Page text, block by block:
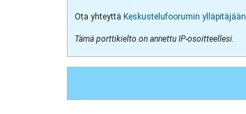
Ota yhteyttä Keskustelufoorumin ylläpitäjään
Tämä porttikielto on annettu IP-osoitteellesi.